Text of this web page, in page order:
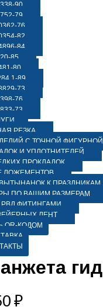
90
79
76
82
84
85
80
89
73
76
73
РЕЗКА
С ТОЧНОЙ ФИГУРНОЙ
И УПЛОТНИТЕЛЕЙ
ПРОКЛАДОК
ЛОЖЕМЕНТОВ
К ПРАЗДНИКАМ
ПО ВАШИМ РАЗМЕРАМ
ФИТИНГАМИ
ЛЕНТ
QR-КОДОМ
₽